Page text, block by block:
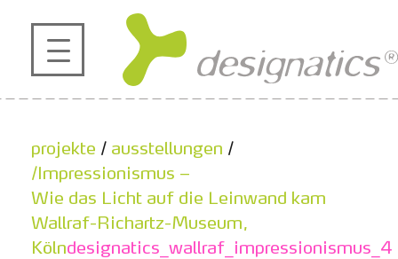
profil
projekte
kontakt
referenzen
projekte / ausstellungen /
/Impressionismus –
Wie das Licht auf die Leinwand kam
Wallraf-Richartz-Museum,
Kölndesignatics_wallraf_impressionismus_4